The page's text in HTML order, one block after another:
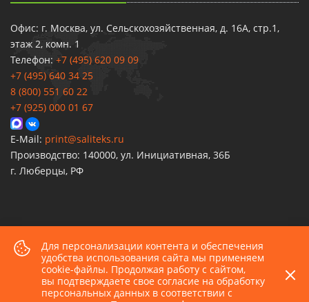
Офис: г. Москва, ул. Сельскохозяйственная, д. 16А, стр.1,
этаж 2, комн. 1
Телефон: +7 (495) 620 09 09
+7 (495) 640 34 25
8 (800) 551 60 22
+7 (925) 000 01 67
E-Mail: print@saliteks.ru
Производство: 140000, ул. Инициативная, 36Б
г. Люберцы, РФ
2026 © Все права защищены.
Политика конфиденциальности
Разработка и продвижение
Для персонализации контента и обеспечения
удобства использования сайта мы применяем
cookie-файлы. Продолжая работу с сайтом,
вы подтверждаете свое согласие на обработку
персональных данных в соответствии с